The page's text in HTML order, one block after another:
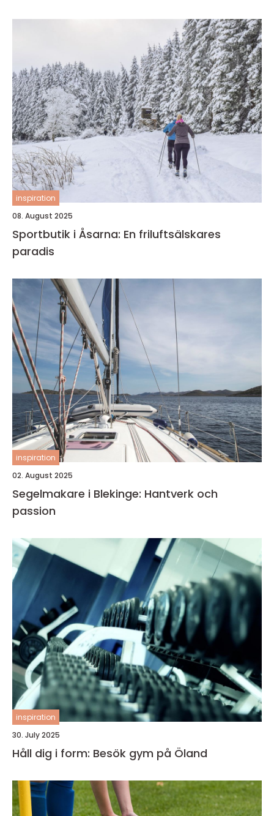
inspiration
08. August 2025
Sportbutik i Åsarna: En friluftsälskares
paradis
inspiration
02. August 2025
Segelmakare i Blekinge: Hantverk och
passion
inspiration
30. July 2025
Håll dig i form: Besök gym på Öland